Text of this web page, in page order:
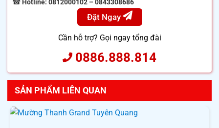
☎ Hotline: 0812000102 – 0843308686
Đặt Ngay
Cần hỗ trợ? Gọi ngay tổng đài
0886.888.814
SẢN PHẨM LIÊN QUAN